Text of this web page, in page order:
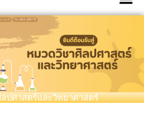
ปศาสตร์และวิทยาศาสตร์